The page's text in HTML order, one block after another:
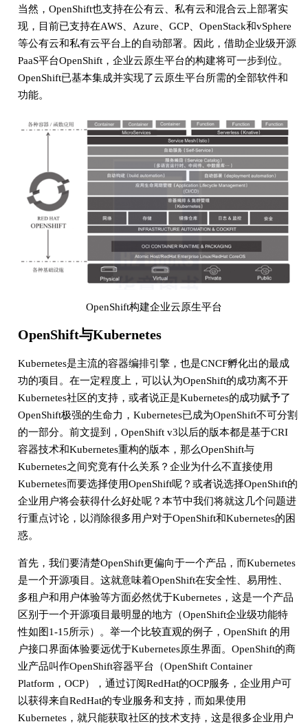
当然，OpenShift也支持在公有云、私有云和混合云上部署实
现，目前已支持在AWS、Azure、GCP、OpenStack和vSphere
等公有云和私有云平台上的自动部署。因此，借助企业级开源
PaaS平台OpenShift，企业云原生平台的构建将可一步到位。
OpenShift已基本集成并实现了云原生平台所需的全部软件和
功能。
OpenShift构建企业云原生平台
OpenShift与Kubernetes
Kubernetes是主流的容器编排引擎，也是CNCF孵化出的最成
功的项目。在一定程度上，可以认为OpenShift的成功离不开
Kubernetes社区的支持，或者说正是Kubernetes的成功赋予了
OpenShift极强的生命力，Kubernetes已成为OpenShift不可分割
的一部分。前文提到，OpenShift v3以后的版本都是基于CRI
容器技术和Kubernetes重构的版本，那么OpenShift与
Kubernetes之间究竟有什么关系？企业为什么不直接使用
Kubernetes而要选择使用OpenShift呢？或者说选择OpenShift的
企业用户将会获得什么好处呢？本节中我们将就这几个问题进
行重点讨论，以消除很多用户对于OpenShift和Kubernetes的困
惑。
首先，我们要清楚OpenShift更偏向于一个产品，而Kubernetes
是一个开源项目。这就意味着OpenShift在安全性、易用性、
多租户和用户体验等方面必然优于Kubernetes，这是一个产品
区别于一个开源项目最明显的地方（OpenShift企业级功能特
性如图1-15所示）。举一个比较直观的例子，OpenShift 的用
户接口界面体验要远优于Kubernetes原生界面。OpenShift的商
业产品叫作OpenShift容器平台（OpenShift Container
Platform，OCP），通过订阅RedHat的OCP服务，企业用户可
以获得来自RedHat的专业服务和支持，而如果使用
Kubernetes，就只能获取社区的技术支持，这是很多企业用户